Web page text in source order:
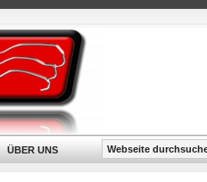
ÜBER UNS